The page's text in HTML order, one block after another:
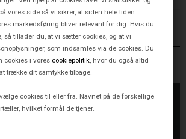
vores side så vi sikrer, at siden hele tiden
markedsføring bliver relevant for dig. Hvis du
så tillader du, at vi sætter cookies, og at vi
som indsamles via de cookies. Du
cookies i vores cookiepolitik , hvor du også altid
trække dit samtykke tilbage.
cookies til eller fra. Navnet på de forskellige
hvilket formål de tjener.